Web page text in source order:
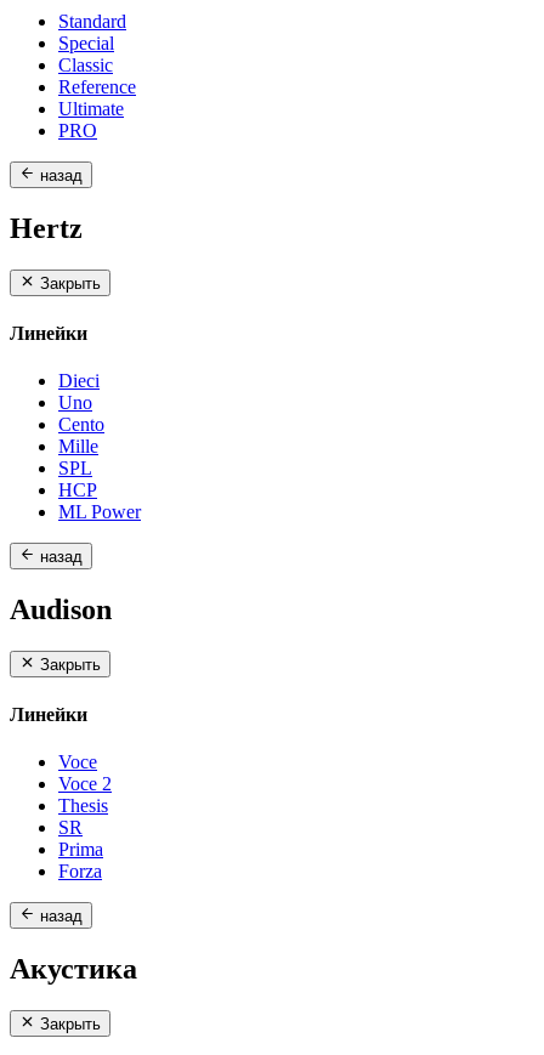
Standard
Special
Classic
Reference
Ultimate
PRO
назад
Hertz
Закрыть
Линейки
Dieci
Uno
Cento
Mille
SPL
HCP
ML Power
назад
Audison
Закрыть
Линейки
Voce
Voce 2
Thesis
SR
Prima
Forza
назад
Акустика
Закрыть